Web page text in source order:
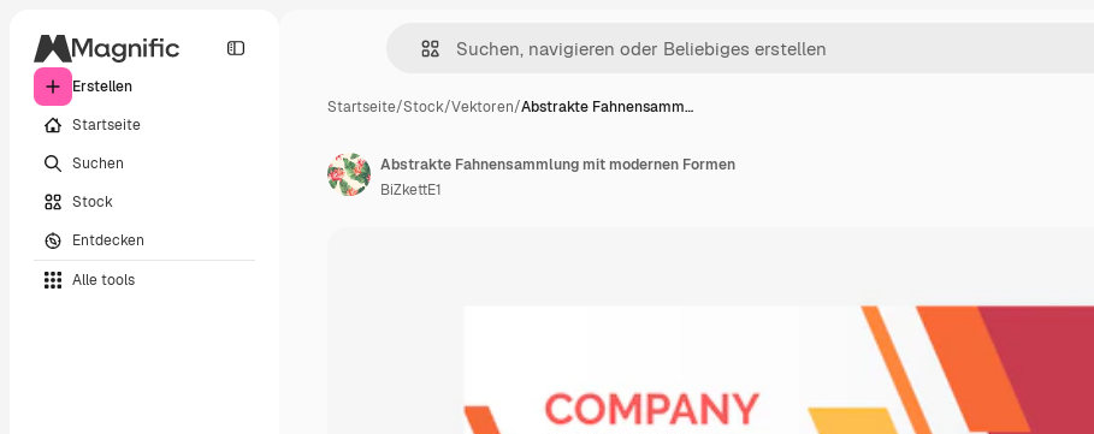
Erstellen
Startseite
Suchen
Stock
Entdecken
Alle tools
Startseite/Stock/Vektoren/Abstrakte Fahnensamm…
Abstrakte Fahnensammlung mit modernen Formen
BiZkettE1